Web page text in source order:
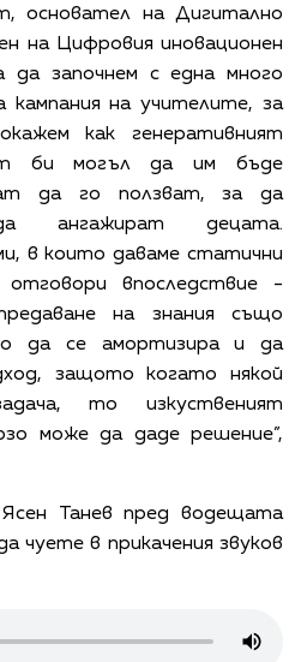
основател на Дигитално
на Цифровия иновационен
да започнем с една много
кампания на учителите, за
как генеративният
би могъл да им бъде
да го ползват, за да
ангажират децата.
в които даваме статични
отговори впоследствие -
на знания също
да се амортизира и да
защото когато някой
то изкуственият
може да даде решение”,
Танев пред водещата
чуете в прикачения звуков